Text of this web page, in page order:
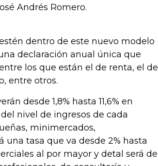
Andrés Romero.
dentro de este nuevo modelo
declaración anual única que
los que están el de renta, el de
entre otros.
desde 1,8% hasta 11,6% en
nivel de ingresos de cada
minimercados,
tasa que va desde 2% hasta
al por mayor y detal será de